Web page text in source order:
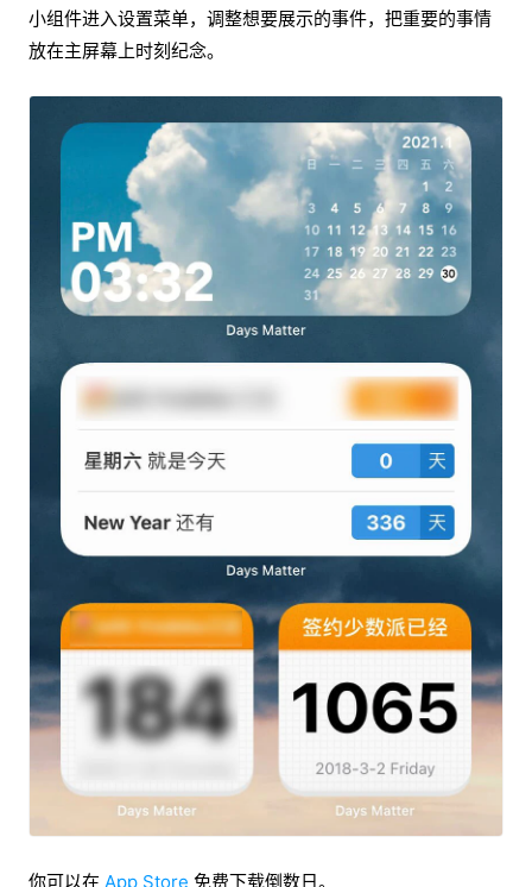
小组件进入设置菜单，调整想要展示的事件，把重要的事情
放在主屏幕上时刻纪念。
你可以在 App Store 免费下载倒数日。